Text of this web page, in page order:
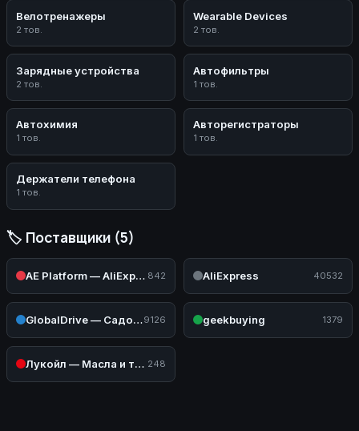
Велотренажеры
2 тов.
Wearable Devices
2 тов.
Зарядные устройства
2 тов.
Автофильтры
1 тов.
Автохимия
1 тов.
Авторегистраторы
1 тов.
Держатели телефона
1 тов.
🏷️ Поставщики (5)
AE Platform — AliExpress (Авто) 842 AliExpress 40532
GlobalDrive — Садовая и силовая техника9126 geekbuying 1379
Лукойл — Масла и техжидкости 248